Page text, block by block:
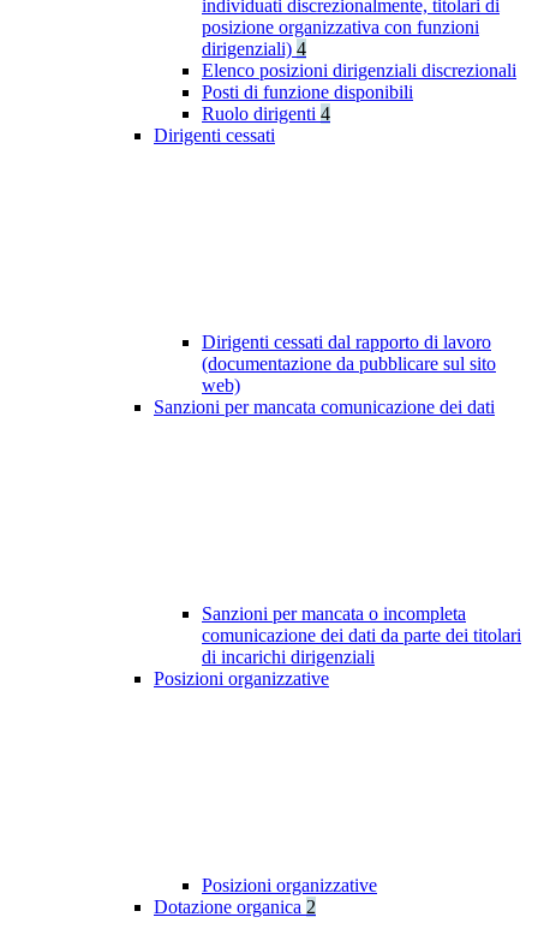
individuati discrezionalmente, titolari di
posizione organizzativa con funzioni
dirigenziali) 4
Elenco posizioni dirigenziali discrezionali
Posti di funzione disponibili
Ruolo dirigenti 4
Dirigenti cessati
Dirigenti cessati dal rapporto di lavoro
(documentazione da pubblicare sul sito
web)
Sanzioni per mancata comunicazione dei dati
Sanzioni per mancata o incompleta
comunicazione dei dati da parte dei titolari
di incarichi dirigenziali
Posizioni organizzative
Posizioni organizzative
Dotazione organica 2